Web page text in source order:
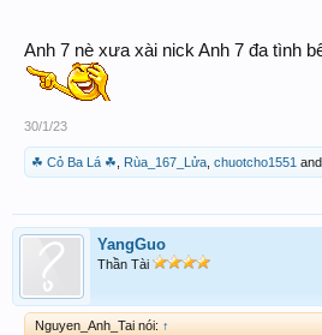
Anh 7 nè xưa xài nick Anh 7 đa tình
30/1/23
☘ Cỏ Ba Lá ☘ Rùa_167_Lửa chuotcho1551 and
YangGuo
Thần Tài
Nguyen_Anh_Tai nói: ↑